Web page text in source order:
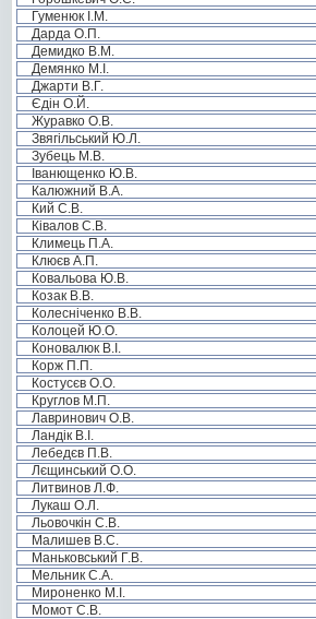
Гуменюк І.М.
Дарда О.П.
Демидко В.М.
Демянко М.І.
Джарти В.Г.
Єдін О.Й.
Журавко О.В.
Звягільський Ю.Л.
Зубець М.В.
Іванющенко Ю.В.
Калюжний В.А.
Кий С.В.
Ківалов С.В.
Климець П.А.
Клюєв А.П.
Ковальова Ю.В.
Козак В.В.
Колесніченко В.В.
Колоцей Ю.О.
Коновалюк В.І.
Корж П.П.
Костусєв О.О.
Круглов М.П.
Лавринович О.В.
Ландік В.І.
Лебедєв П.В.
Лєщинський О.О.
Литвинов Л.Ф.
Лукаш О.Л.
Льовочкін С.В.
Малишев В.С.
Маньковський Г.В.
Мельник С.А.
Мироненко М.І.
Момот С.В.